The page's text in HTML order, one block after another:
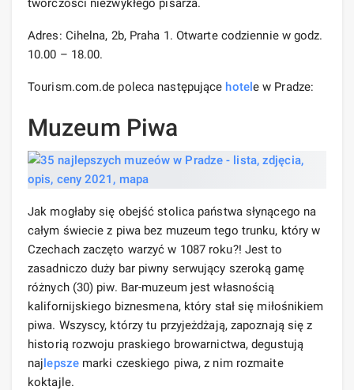
twórczości niezwykłego pisarza.
Adres: Cihelna, 2b, Praha 1. Otwarte codziennie w godz.
10.00 – 18.00.
Tourism.com.de poleca następujące hotele w Pradze:
Muzeum Piwa
Jak mogłaby się obejść stolica państwa słynącego na
całym świecie z piwa bez muzeum tego trunku, który w
Czechach zaczęto warzyć w 1087 roku?! Jest to
zasadniczo duży bar piwny serwujący szeroką gamę
różnych (30) piw. Bar-muzeum jest własnością
kalifornijskiego biznesmena, który stał się miłośnikiem
piwa. Wszyscy, którzy tu przyjeżdżają, zapoznają się z
historią rozwoju praskiego browarnictwa, degustują
najlepszemarki czeskiego piwa, z nim rozmaite
koktajle.